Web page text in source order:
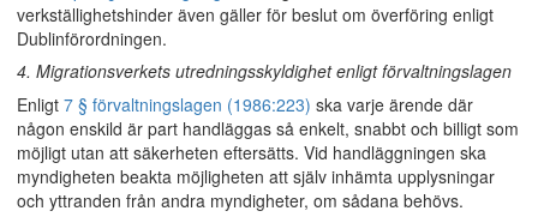
verkställighetshinder även gäller för beslut om överföring enligt
Dublinförordningen.
4. Migrationsverkets utredningsskyldighet enligt förvaltningslagen
Enligt 7 § förvaltningslagen (1986:223) ska varje ärende där
någon enskild är part handläggas så enkelt, snabbt och billigt som
möjligt utan att säkerheten eftersätts. Vid handläggningen ska
myndigheten beakta möjligheten att själv inhämta upplysningar
och yttranden från andra myndigheter, om sådana behövs.